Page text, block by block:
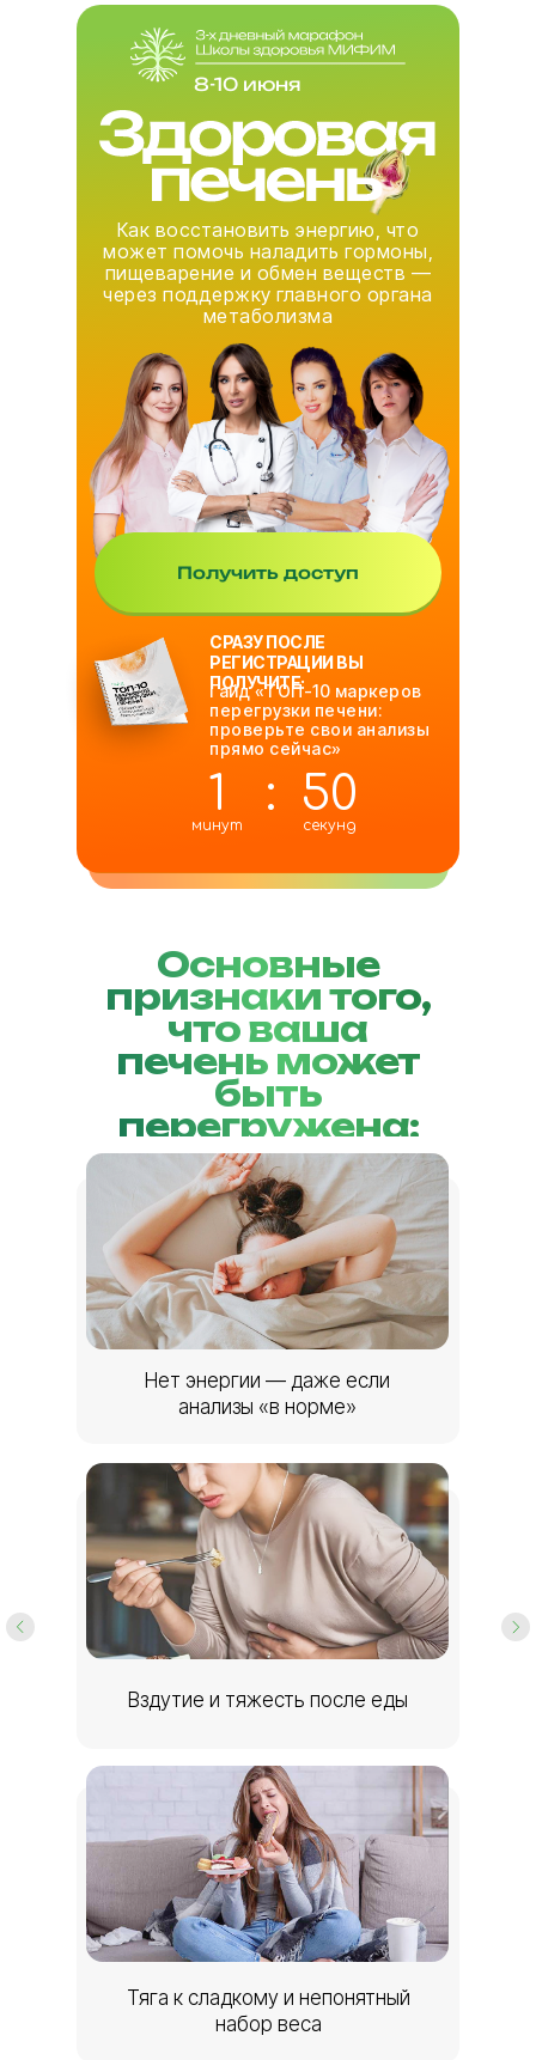
8-10 июня
Как восстановить энергию, что
может помочь наладить гормоны,
пищеварение и обмен веществ —
через поддержку главного органа
метаболизма
Получить доступ
1
минут
: 48
секунд
СРАЗУ ПОСЛЕ
РЕГИСТРАЦИИ ВЫ
ПОЛУЧИТЕ:
Гайд «ТОП-10 маркеров
перегрузки печени:
проверьте свои анализы
прямо сейчас»
Основные
признаки того,
что ваша
печень может
быть
перегружена:
Нет энергии — даже если
анализы «в норме»
Вздутие и тяжесть после еды
Тяга к сладкому и непонятный
набор веса